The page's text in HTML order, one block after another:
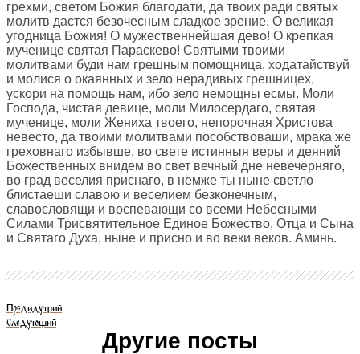
грехми, светом Божия благодати, да твоих ради святых
молитв дастся безочесным сладкое зрение. О великая
угодница Божия! О мужественнейшая дево! О крепкая
мученице святая Параскево! Святыми твоими
молитвами буди нам грешным помощница, ходатайствуй
и молися о окаянных и зело нерадивых грешницех,
ускори на помощь нам, ибо зело немощны есмы. Моли
Господа, чистая девице, моли Милосердаго, святая
мученице, моли Жениха твоего, непорочная Христова
невесто, да твоими молитвами пособствоваши, мрака же
греховнаго избывше, во свете истинныя веры и деяний
Божественных внидем во свет вечный дне невечерняго,
во град веселия приснаго, в немже ты ныне светло
блистаеши славою и веселием безконечным,
славословящи и воспевающи со всеми Небесными
Силами Трисвятительное Единое Божество, Отца и Сына
и Святаго Духа, ныне и присно и во веки веков. Аминь.
Предидущий
Следующий
Другие посты